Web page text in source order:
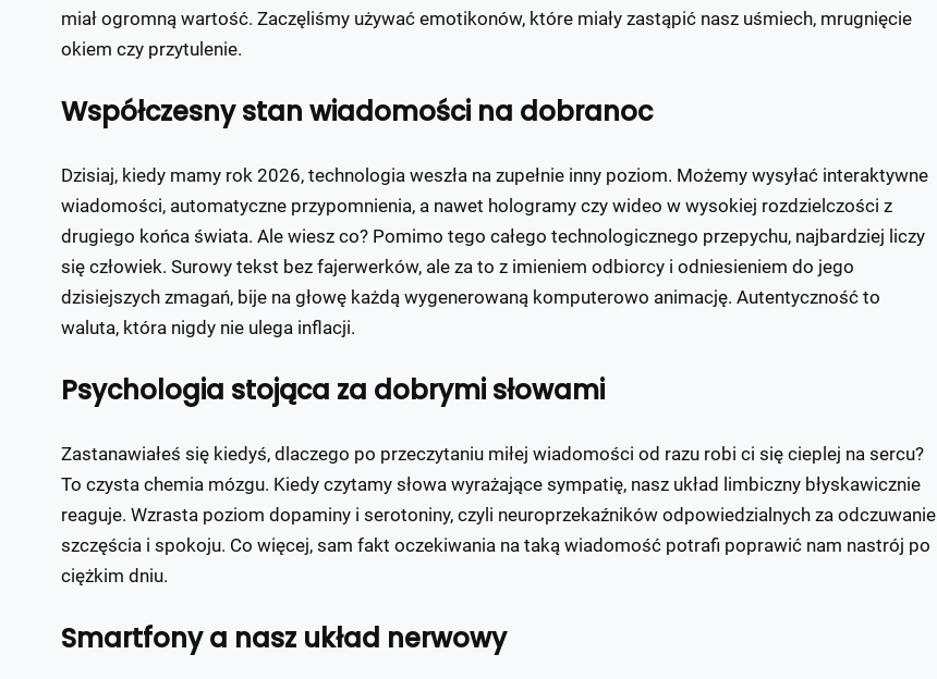
miał ogromną wartość. Zaczęliśmy używać emotikonów, które miały zastąpić nasz uśmiech, mrugnięcie
okiem czy przytulenie.
Współczesny stan wiadomości na dobranoc
Dzisiaj, kiedy mamy rok 2026, technologia weszła na zupełnie inny poziom. Możemy wysyłać interaktywne
wiadomości, automatyczne przypomnienia, a nawet hologramy czy wideo w wysokiej rozdzielczości z
drugiego końca świata. Ale wiesz co? Pomimo tego całego technologicznego przepychu, najbardziej liczy
się człowiek. Surowy tekst bez fajerwerków, ale za to z imieniem odbiorcy i odniesieniem do jego
dzisiejszych zmagań, bije na głowę każdą wygenerowaną komputerowo animację. Autentyczność to
waluta, która nigdy nie ulega inflacji.
Psychologia stojąca za dobrymi słowami
Zastanawiałeś się kiedyś, dlaczego po przeczytaniu miłej wiadomości od razu robi ci się cieplej na sercu?
To czysta chemia mózgu. Kiedy czytamy słowa wyrażające sympatię, nasz układ limbiczny błyskawicznie
reaguje. Wzrasta poziom dopaminy i serotoniny, czyli neuroprzekaźników odpowiedzialnych za odczuwanie
szczęścia i spokoju. Co więcej, sam fakt oczekiwania na taką wiadomość potrafi poprawić nam nastrój po
ciężkim dniu.
Smartfony a nasz układ nerwowy